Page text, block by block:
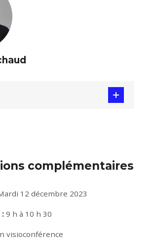
complémentaires
12 décembre 2023
:9 h à 10 h 30
visioconférence